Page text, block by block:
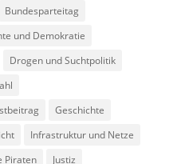
Bundesparteitag
und Demokratie
Drogen und Suchtpolitik
Geschichte
Infrastruktur und Netze
Piraten Justiz